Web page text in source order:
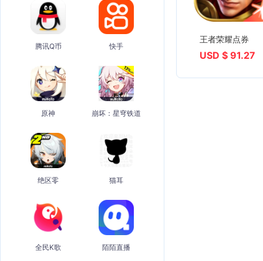
腾讯Q币 快手
原神 崩坏：星穹铁道
绝区零 猫耳
全民K歌 陌陌直播
王者荣耀点券
USD $ 91.27